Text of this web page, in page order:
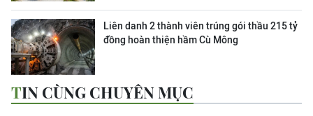
Liên danh 2 thành viên trúng gói thầu 215 tỷ
đồng hoàn thiện hầm Cù Mông
TIN CÙNG CHUYÊN MỤC